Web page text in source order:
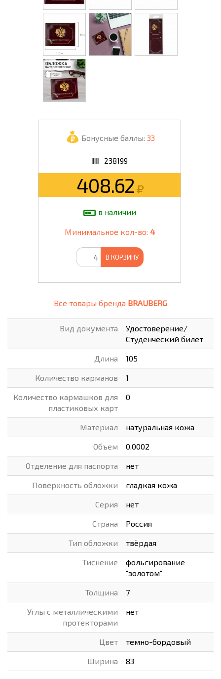
Бонусные баллы: 33
238199
408.62
в наличии
Минимальное кол-во: 4
В КОРЗИНУ
Все товары бренда BRAUBERG
Вид документа
Удостоверение/
Студенческий билет
Длина 105
Количество карманов 1
Количество кармашков для
пластиковых карт
0
Материал натуральная кожа
Объем 0.0002
Отделение для паспорта нет
Поверхность обложки гладкая кожа
Серия нет
Страна Россия
Тип обложки твёрдая
Тиснение
фольгирование
"золотом"
Толщина 7
Углы с металлическими
протекторами
нет
Цвет темно-бордовый
Ширина 83